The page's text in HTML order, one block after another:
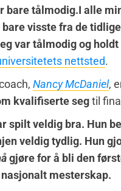
bare tålmodig.I alle
visste fra de
var tålmodig og
nettsted.
Nancy McDaniel,
kvalifiserte segtil
spilt veldig bra. Hun
veldig tydlig. Hun
gjøre for å bli den
mesterskap.